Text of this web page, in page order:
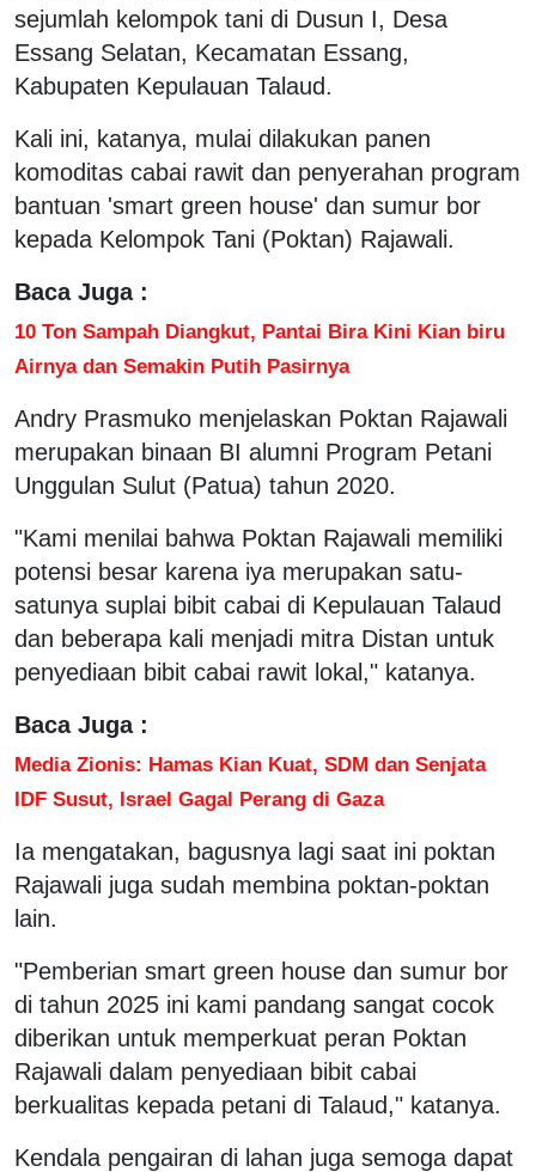
sejumlah kelompok tani di Dusun I, Desa
Essang Selatan, Kecamatan Essang,
Kabupaten Kepulauan Talaud.
Kali ini, katanya, mulai dilakukan panen
komoditas cabai rawit dan penyerahan program
bantuan 'smart green house' dan sumur bor
kepada Kelompok Tani (Poktan) Rajawali.
Baca Juga :
10 Ton Sampah Diangkut, Pantai Bira Kini Kian biru
Airnya dan Semakin Putih Pasirnya
Andry Prasmuko menjelaskan Poktan Rajawali
merupakan binaan BI alumni Program Petani
Unggulan Sulut (Patua) tahun 2020.
"Kami menilai bahwa Poktan Rajawali memiliki
potensi besar karena iya merupakan satu-
satunya suplai bibit cabai di Kepulauan Talaud
dan beberapa kali menjadi mitra Distan untuk
penyediaan bibit cabai rawit lokal," katanya.
Baca Juga :
Media Zionis: Hamas Kian Kuat, SDM dan Senjata
IDF Susut, Israel Gagal Perang di Gaza
Ia mengatakan, bagusnya lagi saat ini poktan
Rajawali juga sudah membina poktan-poktan
lain.
"Pemberian smart green house dan sumur bor
di tahun 2025 ini kami pandang sangat cocok
diberikan untuk memperkuat peran Poktan
Rajawali dalam penyediaan bibit cabai
berkualitas kepada petani di Talaud," katanya.
Kendala pengairan di lahan juga semoga dapat